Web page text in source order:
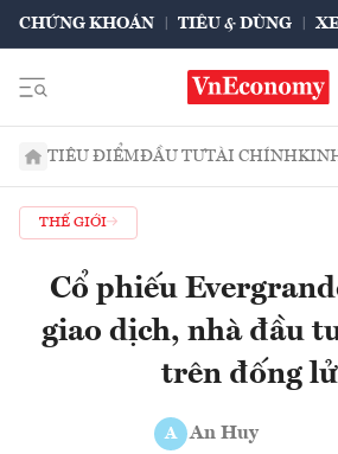
CHỨNG KHOÁN TIÊU & DÙNG
TIÊU ĐIỂMĐẦU TƯTÀI CHÍNH
THẾ GIỚI
Cổ phiếu
giao dịch, nhà đầu
trên đống
A An Huy